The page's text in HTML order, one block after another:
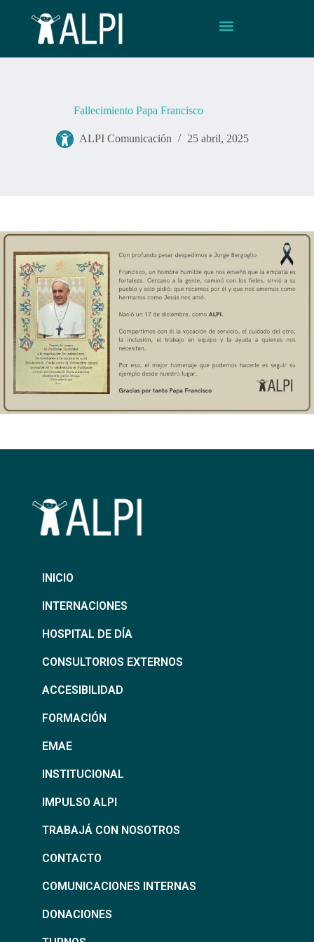
Fallecimiento Papa Francisco
ALPI Comunicación 25 abril, 2025
INICIO
INTERNACIONES
HOSPITAL DE DÍA
CONSULTORIOS EXTERNOS
ACCESIBILIDAD
FORMACIÓN
EMAE
INSTITUCIONAL
IMPULSO ALPI
TRABAJÁ CON NOSOTROS
CONTACTO
COMUNICACIONES INTERNAS
DONACIONES